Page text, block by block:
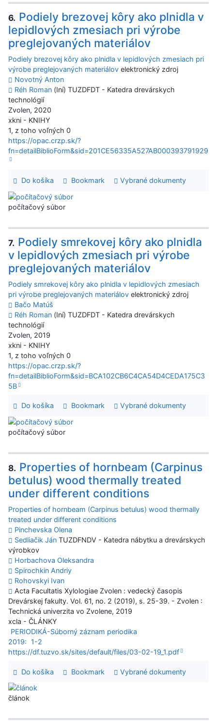
6. Podiely brezovej kôry ako plnidla v
lepidlových zmesiach pri výrobe
preglejovaných materiálov
Podiely brezovej kôry ako plnidla v lepidlových zmesiach pri
výrobe preglejovaných materiálov elektronický zdroj
Novotný Anton
Réh Roman (Iní) TUZDFDT - Katedra drevárskych
technológií
Zvolen, 2020
xkni - KNIHY
1, z toho voľných 0
https://opac.crzp.sk/?
fn=detailBiblioForm&sid=201CE56335A527AB000393791929
Do košíka Bookmark Vybrané dokumenty
počítačový súbor
7. Podiely smrekovej kôry ako plnidla
v lepidlových zmesiach pri výrobe
preglejovaných materiálov
Podiely smrekovej kôry ako plnidla v lepidlových zmesiach
pri výrobe preglejovaných materiálov elektronický zdroj
Bačo Matúš
Réh Roman (Iní) TUZDFDT - Katedra drevárskych
technológií
Zvolen, 2019
xkni - KNIHY
1, z toho voľných 0
https://opac.crzp.sk/?
fn=detailBiblioForm&sid=BCA102CB6C4CA54D4CEDA175C3
5B
Do košíka Bookmark Vybrané dokumenty
počítačový súbor
8. Properties of hornbeam (Carpinus
betulus) wood thermally treated
under different conditions
Properties of hornbeam (Carpinus betulus) wood thermally
treated under different conditions
Pinchevska Olena
Sedliačik Ján TUZDFNDV - Katedra nábytku a drevárskych
výrobkov
Horbachova Oleksandra
Spirochkin Andriy
Rohovskyi Ivan
Acta Facultatis Xylologiae Zvolen : vedecký časopis
Drevárskej fakulty. Vol. 61, no. 2 (2019), s. 25-39. - Zvolen :
Technická univerzita vo Zvolene, 2019
xcla - ČLÁNKY
PERIODIKÁ-Súborný záznam periodika
2019:
1-2
https://df.tuzvo.sk/sites/default/files/03-02-19_1.pdf
Do košíka Bookmark Vybrané dokumenty
článok